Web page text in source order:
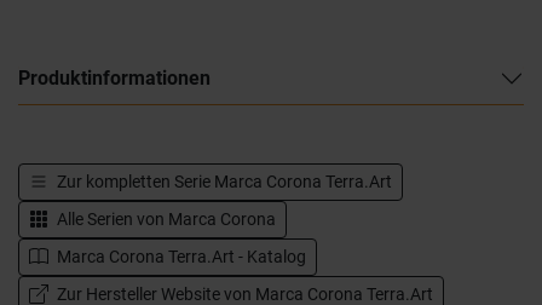
Produktinformationen
Zur kompletten Serie Marca Corona Terra.Art
Alle Serien von Marca Corona
Marca Corona Terra.Art - Katalog
Zur Hersteller Website von Marca Corona Terra.Art